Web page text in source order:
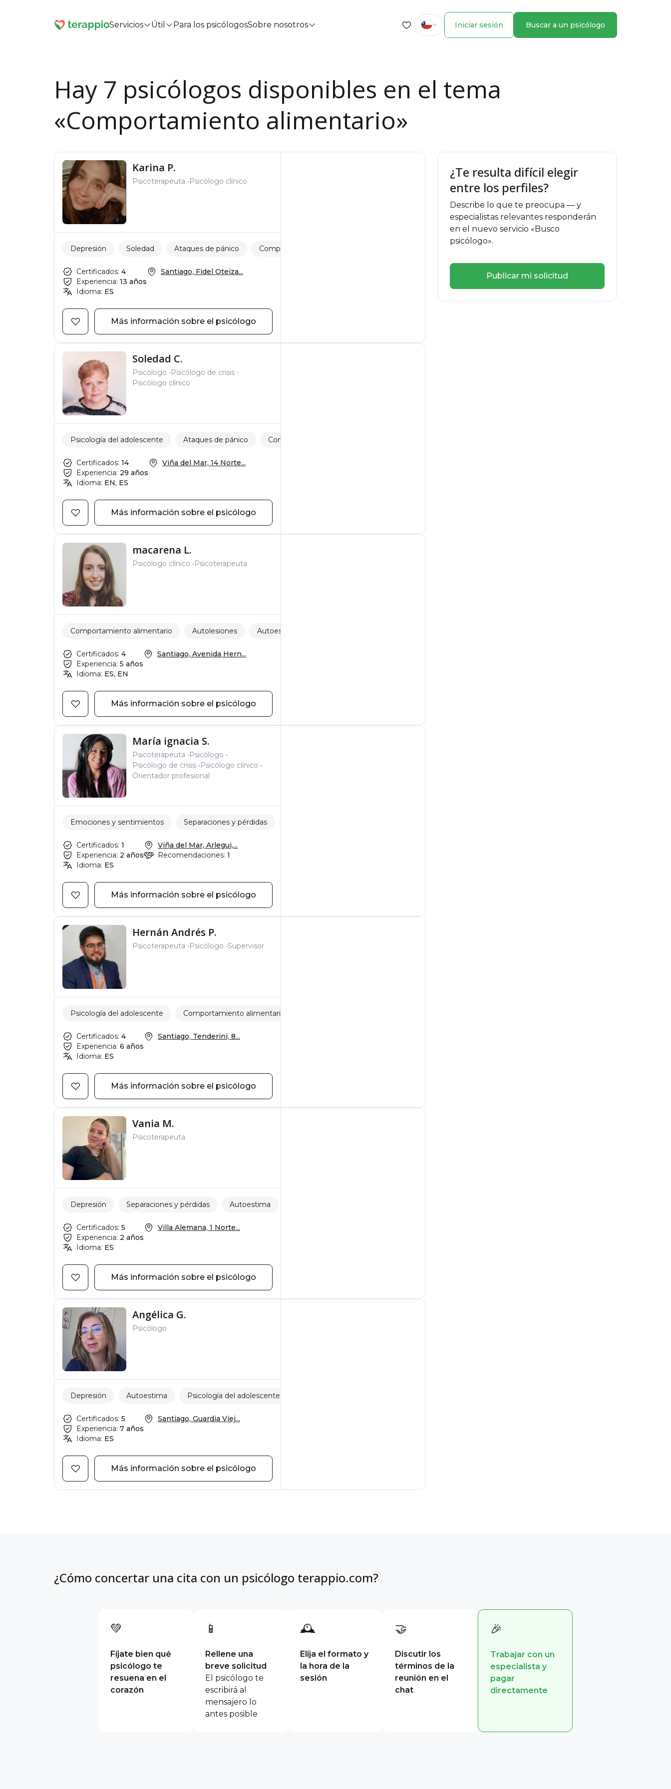
Servicios Útil Para los psicólogosSobre nosotros Iniciar sesión Buscar a un psicólogo
Hay 7 psicólogos disponibles en el tema
«Comportamiento alimentario»
Karina P.
Psicoterapeuta Psicólogo clínico
Depresión Soledad Ataques de pánico Comportamiento alimentario
Certificados: 4
Experiencia: 13 años
Idioma: ES
Santiago, Fidel Oteiza...
Más información sobre el psicólogo
Soledad C.
Psicólogo
Psicólogo de crisis
Psicólogo clínico
Psicología del adolescente Ataques de pánico Comportamiento alimentario
Certificados: 14
Experiencia: 29 años
Idioma: EN, ES
Viña del Mar, 14 Norte...
Más información sobre el psicólogo
macarena L.
Psicólogo clínico Psicoterapeuta
Comportamiento alimentario Autolesiones Autoestima
Certificados: 4
Experiencia: 5 años
Idioma: ES, EN
Santiago, Avenida Hern...
Más información sobre el psicólogo
María ignacia S.
Psicoterapeuta
Psicólogo
Psicólogo de crisis Psicólogo clínico
Orientador profesional
Emociones y sentimientos Separaciones y pérdidas
Certificados: 1
Experiencia: 2 años
Idioma: ES
Viña del Mar, Arlegui,...
Recomendaciones: 1
Más información sobre el psicólogo
Hernán Andrés P.
Psicoterapeuta Psicólogo Supervisor
Psicología del adolescente Comportamiento alimentario
Certificados: 4
Experiencia: 6 años
Idioma: ES
Santiago, Tenderini, 8...
Más información sobre el psicólogo
Vania M.
Psicoterapeuta
Depresión Separaciones y pérdidas Autoestima
Certificados: 5
Experiencia: 2 años
Idioma: ES
Villa Alemana, 1 Norte...
Más información sobre el psicólogo
Angélica G.
Psicólogo
Depresión Autoestima Psicología del adolescente
Certificados: 5
Experiencia: 7 años
Idioma: ES
Santiago, Guardia Viej...
Más información sobre el psicólogo
¿Te resulta difícil elegir
entre los perfiles?
Describe lo que te preocupa — y
especialistas relevantes responderán
en el nuevo servicio «Busco
psicólogo».
Publicar mi solicitud
¿Cómo concertar una cita con un psicólogo terappio.com?
💚
Fíjate bien qué
psicólogo te
resuena en el
corazón
📱
Rellene una
breve solicitud
El psicólogo te
escribirá al
mensajero lo
antes posible
🕰
Elija el formato y
la hora de la
sesión
🤝
Discutir los
términos de la
reunión en el
chat
🎉
Trabajar con un
especialista y
pagar
directamente